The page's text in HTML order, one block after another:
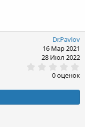
Dr.Pavlov
16 Мар 2021
28 Июл 2022
.
0
0
в
0 оценок